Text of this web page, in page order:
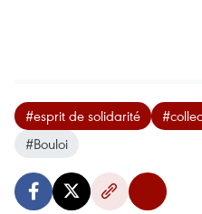
#esprit de solidarité
#Bouloi